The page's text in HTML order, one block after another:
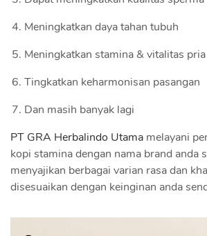
Meningkatkan daya tahan tubuh
Meningkatkan stamina & vitalitas pria
Tingkatkan keharmonisan pasangan
Dan masih banyak lagi
PT GRA Herbalindo Utama melayani
kopi stamina dengan nama brand anda
menyajikan berbagai varian rasa dan
disesuaikan dengan keinginan anda